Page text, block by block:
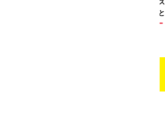
。ガソリンス
タンドや整備工場の既存インフラを活用すること
リー